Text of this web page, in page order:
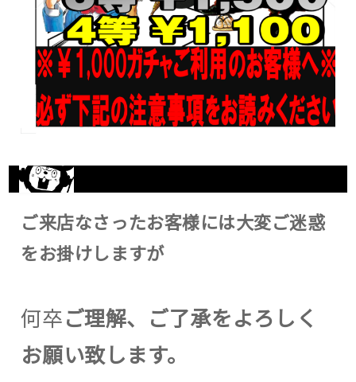
ご来店なさったお客様には大変ご迷惑
をお掛けしますが
何卒 ご理解、ご了承をよろしく
お願い致します。